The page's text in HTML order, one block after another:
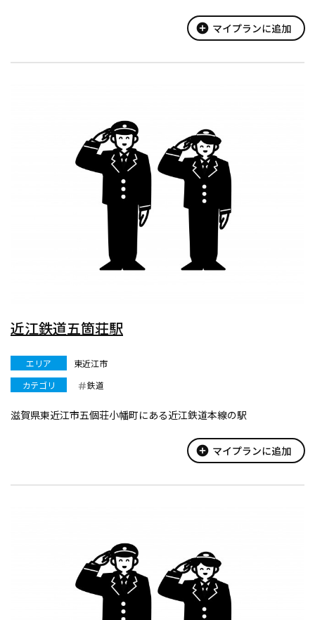
add_circle マイプランに追加
近江鉄道五箇荘駅
エリア
東近江市
カテゴリ
鉄道
滋賀県東近江市五個荘小幡町にある近江鉄道本線の駅
add_circle マイプランに追加